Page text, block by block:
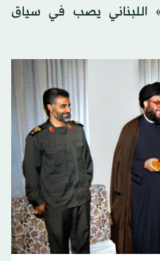
اللبناني يصب في سياق